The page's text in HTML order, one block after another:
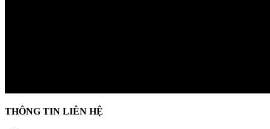
THÔNG TIN LIÊN HỆ